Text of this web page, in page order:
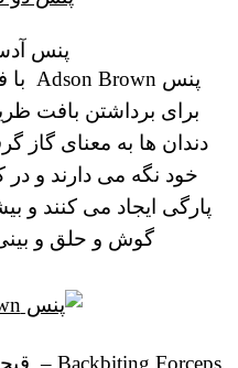
پنس
پنس Adson Brown
با
برای برداشتن بافت
دندان ها به معنای گاز
خود نگه می دارند و
پارگی ایجاد می کنند و
گوش و حلق و
Backbiting Forceps
–